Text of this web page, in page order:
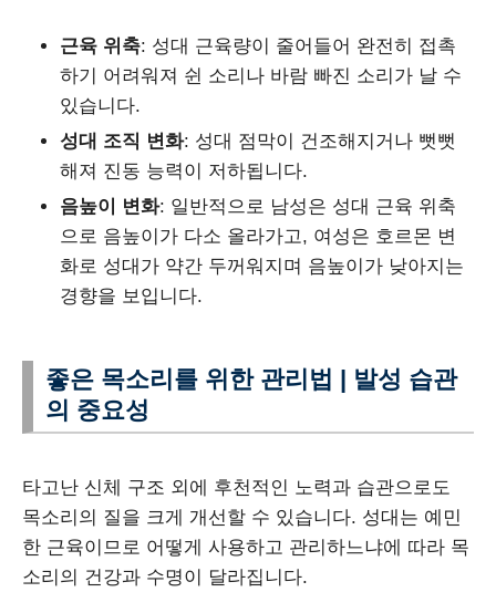
근육 위축: 성대 근육량이 줄어들어 완전히 접촉
하기 어려워져 쉰 소리나 바람 빠진 소리가 날 수
있습니다.
성대 조직 변화: 성대 점막이 건조해지거나 뻣뻣
해져 진동 능력이 저하됩니다.
음높이 변화: 일반적으로 남성은 성대 근육 위축
으로 음높이가 다소 올라가고, 여성은 호르몬 변
화로 성대가 약간 두꺼워지며 음높이가 낮아지는
경향을 보입니다.
좋은 목소리를 위한 관리법 | 발성 습관
의 중요성
타고난 신체 구조 외에 후천적인 노력과 습관으로도
목소리의 질을 크게 개선할 수 있습니다. 성대는 예민
한 근육이므로 어떻게 사용하고 관리하느냐에 따라 목
소리의 건강과 수명이 달라집니다.